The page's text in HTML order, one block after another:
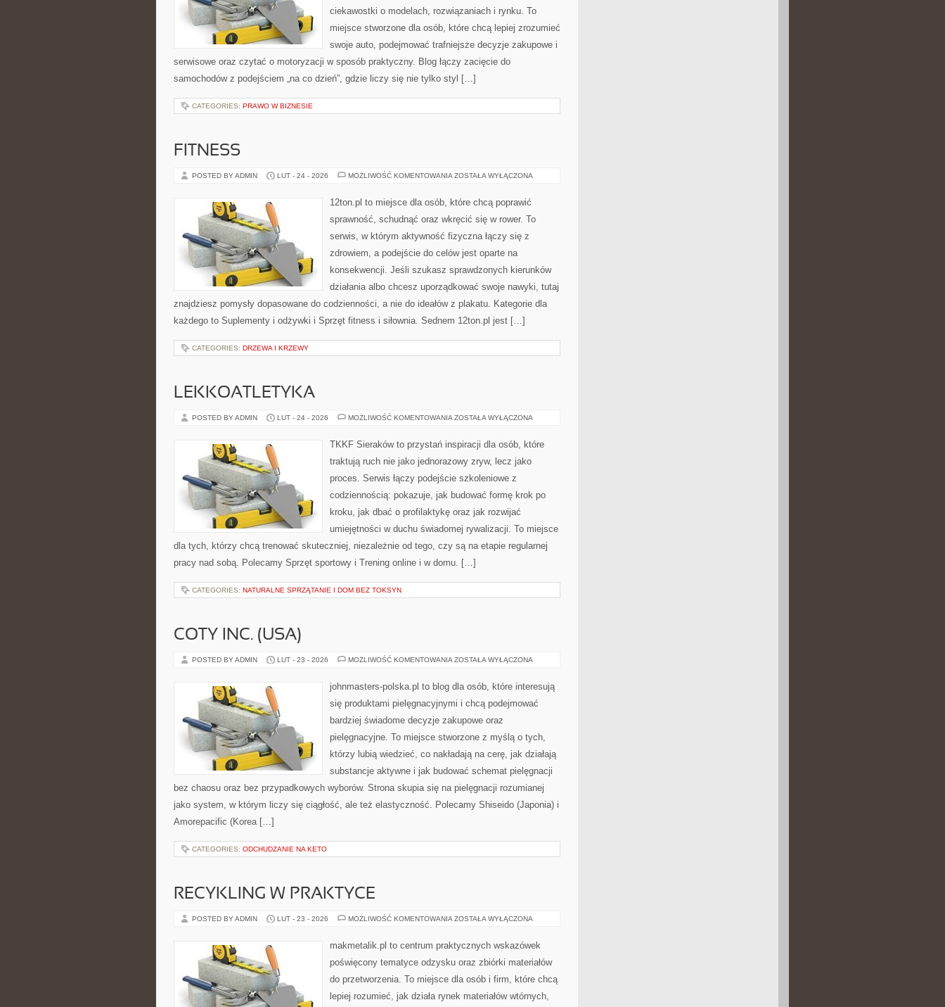
ciekawostki o modelach, rozwiązaniach i rynku. To
miejsce stworzone dla osób, które chcą lepiej zrozumieć
swoje auto, podejmować trafniejsze decyzje zakupowe i
serwisowe oraz czytać o motoryzacji w sposób praktyczny. Blog łączy zacięcie do
samochodów z podejściem „na co dzień”, gdzie liczy się nie tylko styl […]
CATEGORIES: PRAWO W BIZNESIE
FITNESS
POSTED BY ADMIN LUT - 24 - 2026 MOŻLIWOŚĆ KOMENTOWANIA FITNESS
ZOSTAŁA WYŁĄCZONA
12ton.pl to miejsce dla osób, które chcą poprawić
sprawność, schudnąć oraz wkręcić się w rower. To
serwis, w którym aktywność fizyczna łączy się z
zdrowiem, a podejście do celów jest oparte na
konsekwencji. Jeśli szukasz sprawdzonych kierunków
działania albo chcesz uporządkować swoje nawyki, tutaj
znajdziesz pomysły dopasowane do codzienności, a nie do ideałów z plakatu. Kategorie dla
każdego to Suplementy i odżywki i Sprzęt fitness i siłownia. Sednem 12ton.pl jest […]
CATEGORIES: DRZEWA I KRZEWY
LEKKOATLETYKA
POSTED BY ADMIN LUT - 24 - 2026 MOŻLIWOŚĆ KOMENTOWANIA LEKKOATLETYKA
ZOSTAŁA WYŁĄCZONA
TKKF Sieraków to przystań inspiracji dla osób, które
traktują ruch nie jako jednorazowy zryw, lecz jako
proces. Serwis łączy podejście szkoleniowe z
codziennością: pokazuje, jak budować formę krok po
kroku, jak dbać o profilaktykę oraz jak rozwijać
umiejętności w duchu świadomej rywalizacji. To miejsce
dla tych, którzy chcą trenować skuteczniej, niezależnie od tego, czy są na etapie regularnej
pracy nad sobą. Polecamy Sprzęt sportowy i Trening online i w domu. […]
CATEGORIES: NATURALNE SPRZĄTANIE I DOM BEZ TOKSYN
COTY INC. (USA)
POSTED BY ADMIN LUT - 23 - 2026 MOŻLIWOŚĆ KOMENTOWANIA COTY
ZOSTAŁA WYŁĄCZONA
johnmasters-polska.pl to blog dla osób, które interesują
się produktami pielęgnacyjnymi i chcą podejmować
bardziej świadome decyzje zakupowe oraz
pielęgnacyjne. To miejsce stworzone z myślą o tych,
którzy lubią wiedzieć, co nakładają na cerę, jak działają
substancje aktywne i jak budować schemat pielęgnacji
bez chaosu oraz bez przypadkowych wyborów. Strona skupia się na pielęgnacji rozumianej
jako system, w którym liczy się ciągłość, ale też elastyczność. Polecamy Shiseido (Japonia) i
Amorepacific (Korea […]
CATEGORIES: ODCHUDZANIE NA KETO
RECYKLING W PRAKTYCE
POSTED BY ADMIN LUT - 23 - 2026 MOŻLIWOŚĆ KOMENTOWANIA RECYKLING
ZOSTAŁA WYŁĄCZONA
makmetalik.pl to centrum praktycznych wskazówek
poświęcony tematyce odzysku oraz zbiórki materiałów
do przetworzenia. To miejsce dla osób i firm, które chcą
lepiej rozumieć, jak działa rynek materiałów wtórnych,